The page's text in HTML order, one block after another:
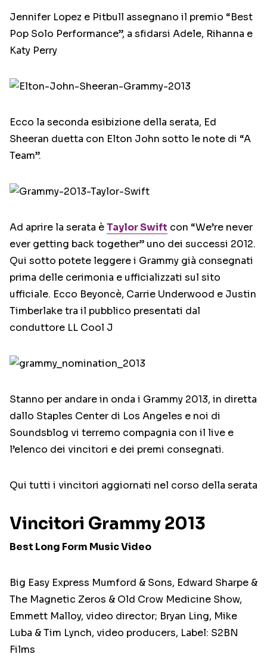
Jennifer Lopez e Pitbull assegnano il premio “Best
Pop Solo Performance”, a sfidarsi Adele, Rihanna e
Katy Perry
Ecco la seconda esibizione della serata, Ed
Sheeran duetta con Elton John sotto le note di “A
Team”.
Ad aprire la serata èTaylor Swift con “We’re never
ever getting back together” uno dei successi 2012.
Qui sotto potete leggere i Grammy già consegnati
prima delle cerimonia e ufficializzati sul sito
ufficiale. Ecco Beyoncè, Carrie Underwood e Justin
Timberlake tra il pubblico presentati dal
conduttore LL Cool J
Stanno per andare in onda i Grammy 2013, in diretta
dallo Staples Center di Los Angeles e noi di
Soundsblog vi terremo compagnia con il live e
l’elenco dei vincitori e dei premi consegnati.
Qui tutti i vincitori aggiornati nel corso della serata
Vincitori Grammy 2013
Best Long Form Music Video
Big Easy Express Mumford & Sons, Edward Sharpe &
The Magnetic Zeros & Old Crow Medicine Show,
Emmett Malloy, video director; Bryan Ling, Mike
Luba & Tim Lynch, video producers, Label: S2BN
Films